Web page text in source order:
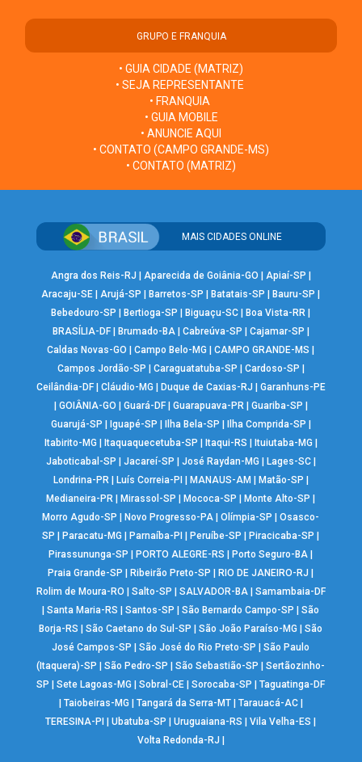
GRUPO E FRANQUIA
• GUIA CIDADE (MATRIZ)
• SEJA REPRESENTANTE
• FRANQUIA
• GUIA MOBILE
• ANUNCIE AQUI
• CONTATO (CAMPO GRANDE-MS)
• CONTATO (MATRIZ)
MAIS CIDADES ONLINE
Angra dos Reis-RJ Aparecida de Goiânia-GO Apiaí-SP
Aracaju-SE |Arujá-SP Barretos-SP Batatais-SP Bauru-SP
Bebedouro-SP
Bertioga-SP Biguaçu-SC Boa Vista-RR
BRASÍLIA-DF| Brumado-BA| Cabreúva-SP Cajamar-SP
Caldas Novas-GO
|Campo Belo-MG |CAMPO GRANDE-MS
Campos Jordão-SP
Caraguatatuba-SP Cardoso-SP
Ceilândia-DF| Cláudio-MG Duque de Caxias-RJ
Garanhuns-PE
GOIÂNIA-GO Guará-DF| Guarapuava-PR| Guariba-SP
Guarujá-SP
Iguapé-SP Ilha Bela-SP Ilha Comprida-SP
Itabirito-MG
Itaquaquecetuba-SP Itaqui-RS Ituiutaba-MG
Jaboticabal-SP
Jacareí-SP José Raydan-MG Lages-SC|
Londrina-PR| Luís Correia-PI MANAUS-AM Matão-SP
Medianeira-PR
Mirassol-SP Mococa-SP Monte Alto-SP
Morro Agudo-SP
Novo Progresso-PA |Olímpia-SP |Osasco-
SP
Paracatu-MG Parnaíba-PI Peruíbe-SP Piracicaba-SP
Pirassununga-SP
PORTO ALEGRE-RS Porto Seguro-BA
Praia Grande-SP
Ribeirão Preto-SP RIO DE JANEIRO-RJ
Rolim de Moura-RO
Salto-SP SALVADOR-BA| Samambaia-DF
|Santa Maria-RS |Santos-SP |São Bernardo Campo-SP |São
Borja-RS
|São Caetano do Sul-SP |São João Paraíso-MG |São
José Campos-SP
|São José do Rio Preto-SP |São Paulo
(Itaquera)-SP
|São Pedro-SP |São Sebastião-SP |Sertãozinho-
SP
|Sete Lagoas-MG |Sobral-CE |Sorocaba-SP |Taguatinga-DF
Taiobeiras-MG Tangará da Serra-MT| Tarauacá-AC|
TERESINA-PI
|Ubatuba-SP |Uruguaiana-RS |Vila Velha-ES
Volta Redonda-RJ